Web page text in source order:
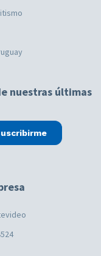
nuestras últimas